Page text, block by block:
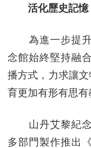
活化歷史記憶
為進一步提升
念館始終堅持融
播方式，力求讓
育更加有形有思有
山丹艾黎紀念
多部門製作推出